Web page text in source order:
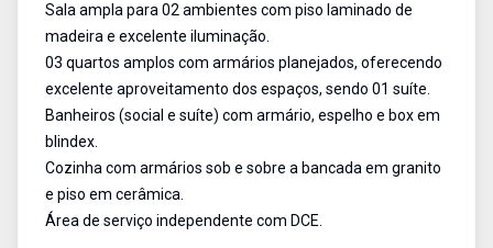
Sala ampla para 02 ambientes com piso laminado de
madeira e excelente iluminação.
03 quartos amplos com armários planejados, oferecendo
excelente aproveitamento dos espaços, sendo 01 suíte.
Banheiros (social e suíte) com armário, espelho e box em
blindex.
Cozinha com armários sob e sobre a bancada em granito
e piso em cerâmica.
Área de serviço independente com DCE.